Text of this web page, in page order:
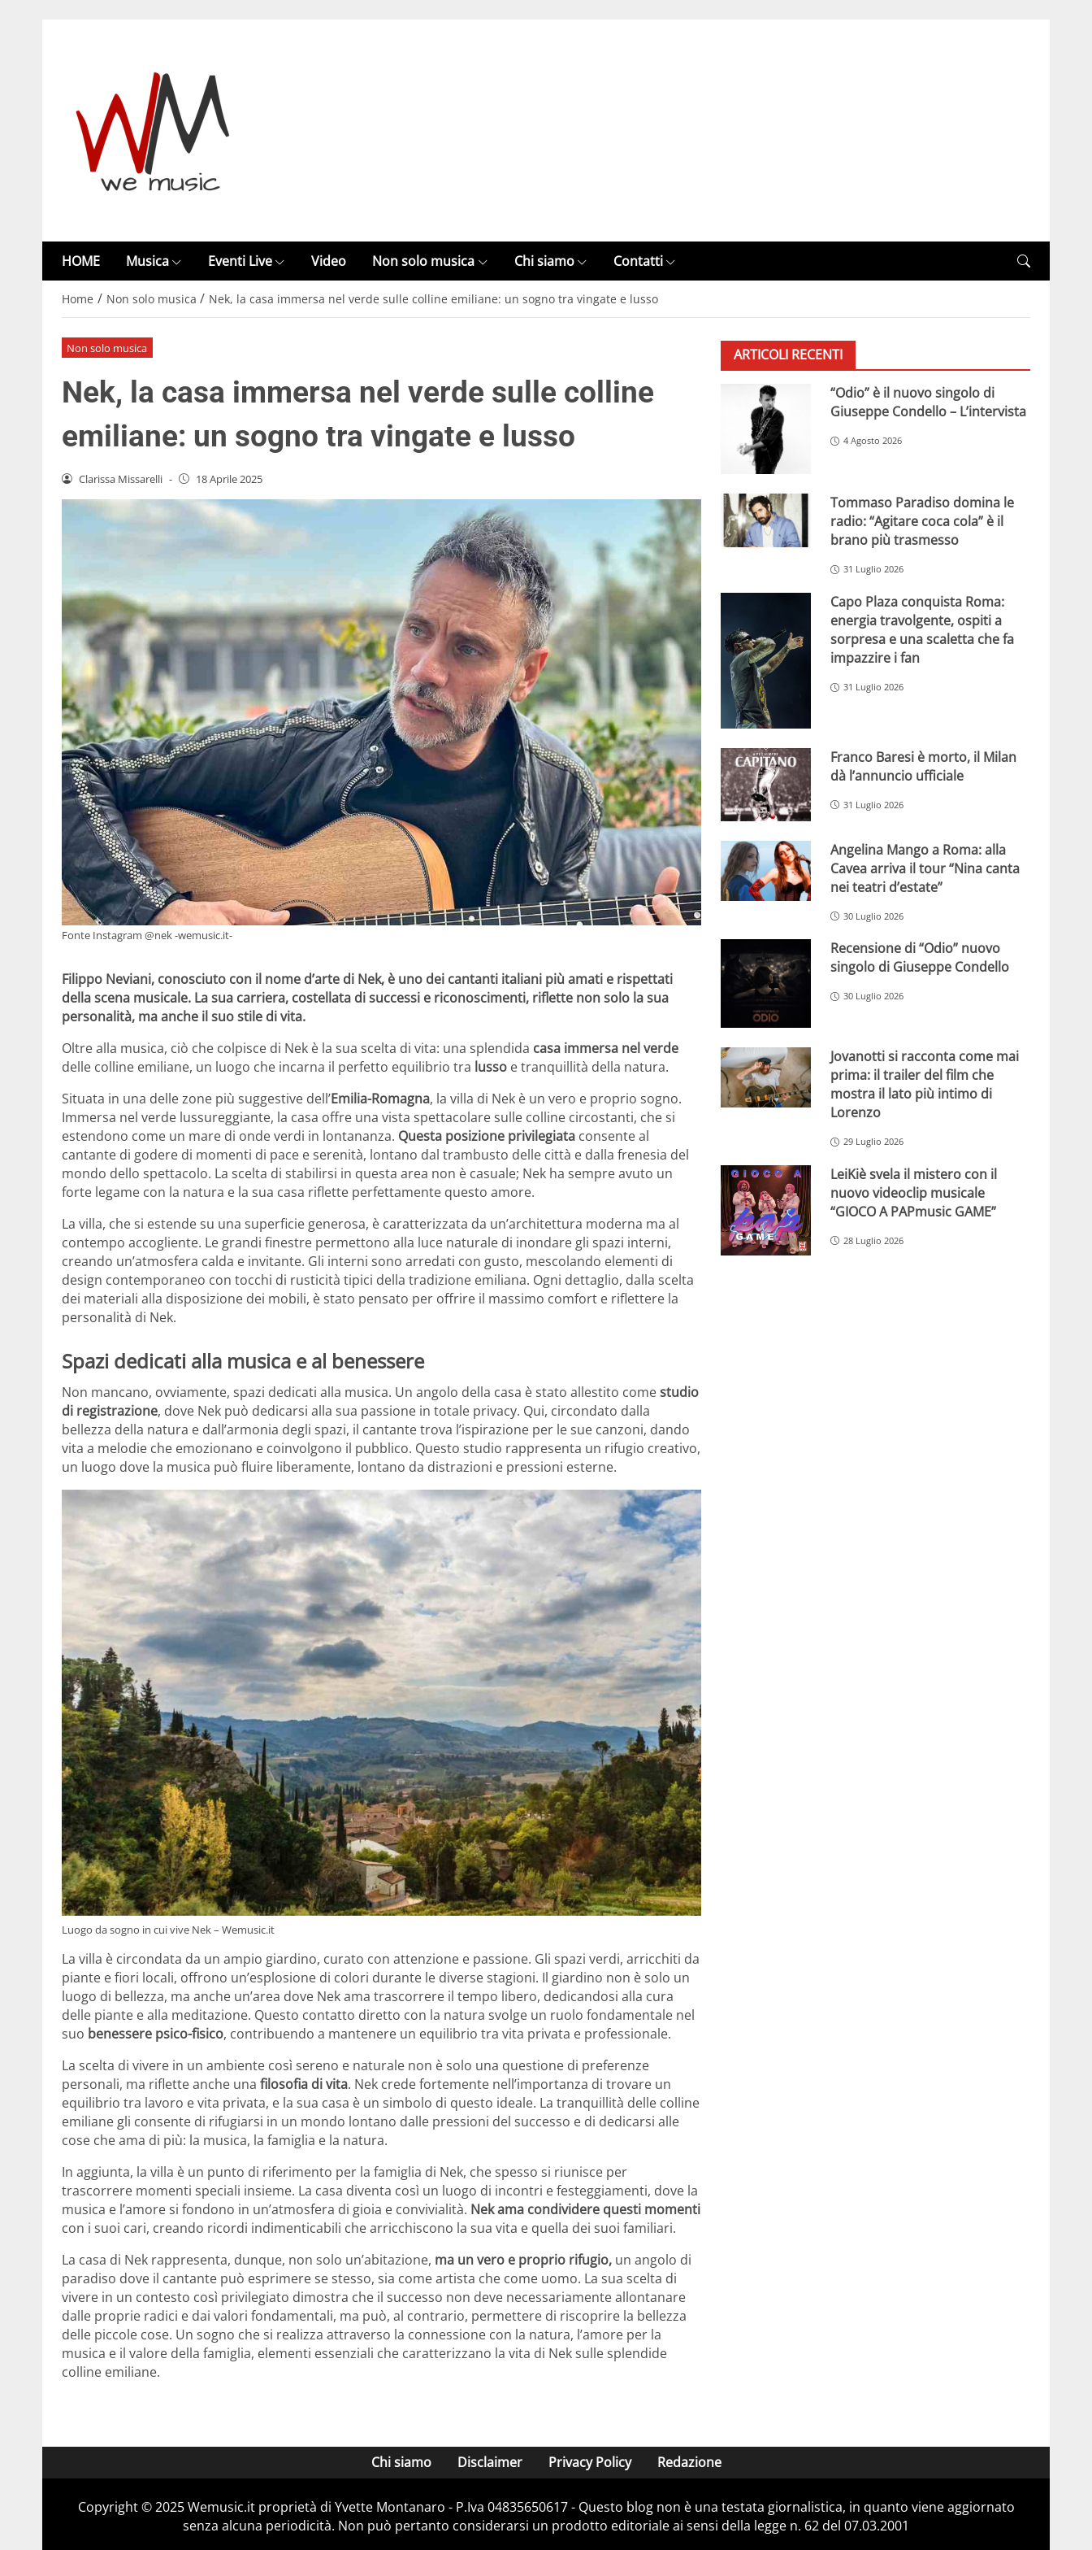
HOME Musica Eventi Live Video Non solo musica Chi siamo Contatti
Home / Non solo musica / Nek, la casa immersa nel verde sulle colline emiliane: un sogno tra vingate e lusso
Non solo musica
Nek, la casa immersa nel verde sulle colline
emiliane: un sogno tra vingate e lusso
Clarissa Missarelli - 18 Aprile 2025
Fonte Instagram @nek -wemusic.it-
Filippo Neviani, conosciuto con il nome d’arte di Nek, è uno dei cantanti italiani più amati e rispettati
della scena musicale. La sua carriera, costellata di successi e riconoscimenti, riflette non solo la sua
personalità, ma anche il suo stile di vita.
Oltre alla musica, ciò che colpisce di Nek è la sua scelta di vita: una splendida casa immersa nel verde
delle colline emiliane, un luogo che incarna il perfetto equilibrio tra lusso e tranquillità della natura.
Situata in una delle zone più suggestive dell’Emilia-Romagna, la villa di Nek è un vero e proprio sogno.
Immersa nel verde lussureggiante, la casa offre una vista spettacolare sulle colline circostanti, che si
estendono come un mare di onde verdi in lontananza. Questa posizione privilegiata consente al
cantante di godere di momenti di pace e serenità, lontano dal trambusto delle città e dalla frenesia del
mondo dello spettacolo. La scelta di stabilirsi in questa area non è casuale; Nek ha sempre avuto un
forte legame con la natura e la sua casa riflette perfettamente questo amore.
La villa, che si estende su una superficie generosa, è caratterizzata da un’architettura moderna ma al
contempo accogliente. Le grandi finestre permettono alla luce naturale di inondare gli spazi interni,
creando un’atmosfera calda e invitante. Gli interni sono arredati con gusto, mescolando elementi di
design contemporaneo con tocchi di rusticità tipici della tradizione emiliana. Ogni dettaglio, dalla scelta
dei materiali alla disposizione dei mobili, è stato pensato per offrire il massimo comfort e riflettere la
personalità di Nek.
Spazi dedicati alla musica e al benessere
Non mancano, ovviamente, spazi dedicati alla musica. Un angolo della casa è stato allestito comestudio
di registrazione, dove Nek può dedicarsi alla sua passione in totale privacy. Qui, circondato dalla
bellezza della natura e dall’armonia degli spazi, il cantante trova l’ispirazione per le sue canzoni, dando
vita a melodie che emozionano e coinvolgono il pubblico. Questo studio rappresenta un rifugio creativo,
un luogo dove la musica può fluire liberamente, lontano da distrazioni e pressioni esterne.
Luogo da sogno in cui vive Nek – Wemusic.it
La villa è circondata da un ampio giardino, curato con attenzione e passione. Gli spazi verdi, arricchiti da
piante e fiori locali, offrono un’esplosione di colori durante le diverse stagioni. Il giardino non è solo un
luogo di bellezza, ma anche un’area dove Nek ama trascorrere il tempo libero, dedicandosi alla cura
delle piante e alla meditazione. Questo contatto diretto con la natura svolge un ruolo fondamentale nel
suo benessere psico-fisico, contribuendo a mantenere un equilibrio tra vita privata e professionale.
La scelta di vivere in un ambiente così sereno e naturale non è solo una questione di preferenze
personali, ma riflette anche una filosofia di vita. Nek crede fortemente nell’importanza di trovare un
equilibrio tra lavoro e vita privata, e la sua casa è un simbolo di questo ideale. La tranquillità delle colline
emiliane gli consente di rifugiarsi in un mondo lontano dalle pressioni del successo e di dedicarsi alle
cose che ama di più: la musica, la famiglia e la natura.
In aggiunta, la villa è un punto di riferimento per la famiglia di Nek, che spesso si riunisce per
trascorrere momenti speciali insieme. La casa diventa così un luogo di incontri e festeggiamenti, dove la
musica e l’amore si fondono in un’atmosfera di gioia e convivialità. Nek ama condividere questi momenti
con i suoi cari, creando ricordi indimenticabili che arricchiscono la sua vita e quella dei suoi familiari.
La casa di Nek rappresenta, dunque, non solo un’abitazione, ma un vero e proprio rifugio, un angolo di
paradiso dove il cantante può esprimere se stesso, sia come artista che come uomo. La sua scelta di
vivere in un contesto così privilegiato dimostra che il successo non deve necessariamente allontanare
dalle proprie radici e dai valori fondamentali, ma può, al contrario, permettere di riscoprire la bellezza
delle piccole cose. Un sogno che si realizza attraverso la connessione con la natura, l’amore per la
musica e il valore della famiglia, elementi essenziali che caratterizzano la vita di Nek sulle splendide
colline emiliane.
ARTICOLI RECENTI
“Odio” è il nuovo singolo di
Giuseppe Condello – L’intervista
4 Agosto 2026
Tommaso Paradiso domina le
radio: “Agitare coca cola” è il
brano più trasmesso
31 Luglio 2026
Capo Plaza conquista Roma:
energia travolgente, ospiti a
sorpresa e una scaletta che fa
impazzire i fan
31 Luglio 2026
Franco Baresi è morto, il Milan
dà l’annuncio ufficiale
31 Luglio 2026
Angelina Mango a Roma: alla
Cavea arriva il tour “Nina canta
nei teatri d’estate”
30 Luglio 2026
Recensione di “Odio” nuovo
singolo di Giuseppe Condello
30 Luglio 2026
Jovanotti si racconta come mai
prima: il trailer del film che
mostra il lato più intimo di
Lorenzo
29 Luglio 2026
LeiKiè svela il mistero con il
nuovo videoclip musicale
“GIOCO A PAPmusic GAME”
28 Luglio 2026
Chi siamo Disclaimer Privacy Policy Redazione
Copyright © 2025 Wemusic.it proprietà di Yvette Montanaro - P.Iva 04835650617 - Questo blog non è una testata giornalistica, in quanto viene aggiornato
senza alcuna periodicità. Non può pertanto considerarsi un prodotto editoriale ai sensi della legge n. 62 del 07.03.2001